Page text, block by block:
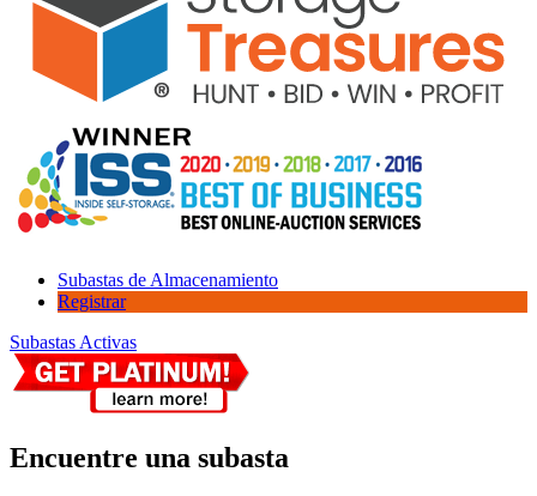
Subastas de Almacenamiento
Registrar
Subastas Activas
Encuentre una subasta